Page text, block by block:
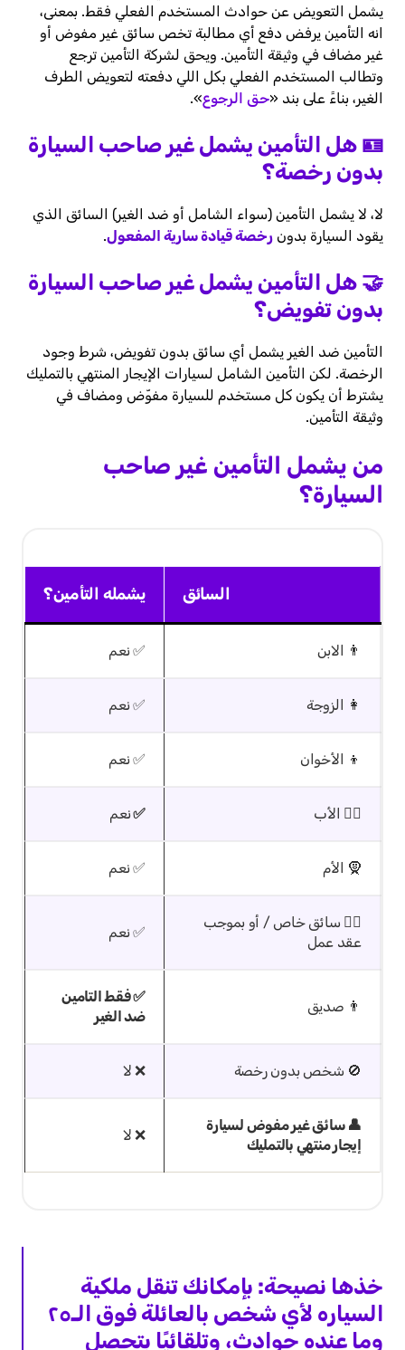
يشمل التعويض عن حوادث المستخدم الفعلي فقط. بمعنى،
انه التأمين يرفض دفع أي مطالبة تخص سائق غير مفوض أو
غير مضاف في وثيقة التأمين. ويحق لشركة التأمين ترجع
وتطالب المستخدم الفعلي بكل اللي دفعته لتعويض الطرف
الغير، بناءً على بند «حق الرجوع».
🪪 هل التأمين يشمل غير صاحب السيارة
بدون رخصة؟
لا، لا يشمل التأمين (سواء الشامل أو ضد الغير) السائق الذي
يقود السيارة بدونرخصة قيادة سارية المفعول.
🤝 هل التأمين يشمل غير صاحب السيارة
بدون تفويض؟
التأمين ضد الغير يشمل أي سائق بدون تفويض، شرط وجود
الرخصة. لكن التأمين الشامل لسيارات الإيجار المنتهي بالتمليك
يشترط أن يكون كل مستخدم للسيارة مفوّض ومضاف في
وثيقة التأمين.
من يشمل التأمين غير صاحب
السيارة؟
السائق يشمله التأمين؟
👨 الابن ✅ نعم
👩 الزوجة ✅ نعم
👦 الأخوان ✅ نعم
🧔‍♂️ الأب ✅نعم
🧕 الأم ✅ نعم
👨‍✈️ سائق خاص / أو بموجب
عقد عمل
✅ نعم
👨 صديق
✅ فقط التامين
ضد الغير
🚫 شخص بدون رخصة ❌ لا
👤 سائق غير مفوض لسيارة
إيجار منتهي بالتمليك
❌ لا
خذها نصيحة: بإمكانك تنقل ملكية
السياره لأي شخص بالعائلة فوق الـ٢٥
وما عنده حوادث، وتلقائيًا بتحصل